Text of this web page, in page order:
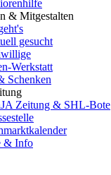
& Mitgestalten
gesucht
Werkstatt
Schenken
Zeitung & SHL-Bote
& Info